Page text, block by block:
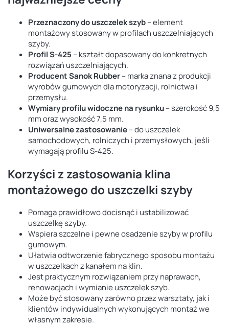
Przeznaczony do uszczelek szyb– element
montażowy stosowany w profilach uszczelniających
szyby.
Profil S-425 – kształt dopasowany do konkretnych
rozwiązań uszczelniających.
Producent Sanok Rubber– marka znana z produkcji
wyrobów gumowych dla motoryzacji, rolnictwa i
przemysłu.
Wymiary profilu widoczne na rysunku– szerokość 9,5
mm oraz wysokość 7,5 mm.
Uniwersalne zastosowanie– do uszczelek
samochodowych, rolniczych i przemysłowych, jeśli
wymagają profilu S-425.
Korzyści z zastosowania klina
montażowego do uszczelki szyby
Pomaga prawidłowo docisnąć i ustabilizować
uszczelkę szyby.
Wspiera szczelne i pewne osadzenie szyby w profilu
gumowym.
Ułatwia odtworzenie fabrycznego sposobu montażu
w uszczelkach z kanałem na klin.
Jest praktycznym rozwiązaniem przy naprawach,
renowacjach i wymianie uszczelek szyb.
Może być stosowany zarówno przez warsztaty, jak i
klientów indywidualnych wykonujących montaż we
własnym zakresie.